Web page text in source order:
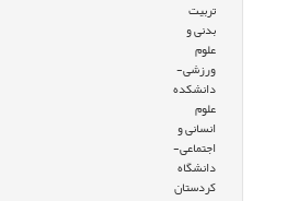
تربیت
بدنی و
علوم
ورزشی-
دانشکده
علوم
انسانی و
اجتماعی-
دانشگاه
کردستان